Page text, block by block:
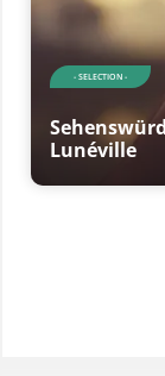
- SELECTION -
Lunéville